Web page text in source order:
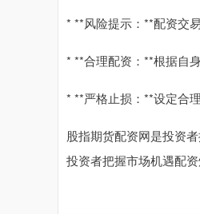
* **风险提示：**配资交
* **合理配资：**根据自
* **严格止损：**设定合
股指期货配资网是投资
投资者把握市场机遇配资